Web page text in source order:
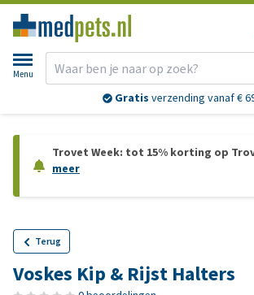
Menu
Gratis verzending vanaf €
Trovet Week: tot 15% korting op
meer
Terug
Voskes Kip & Rijst Halters